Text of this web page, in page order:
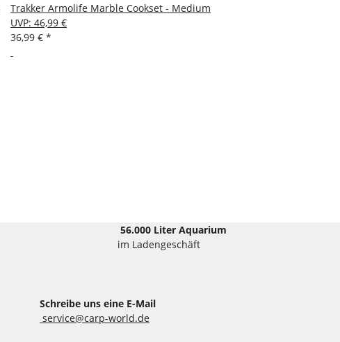
Trakker Armolife Marble Cookset - Medium
UVP: 46,99 €
36,99 € *
56.000 Liter Aquarium
im Ladengeschäft
Schreibe uns eine E-Mail
service@carp-world.de